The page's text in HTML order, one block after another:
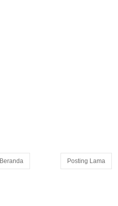
Posting Lama
Beranda